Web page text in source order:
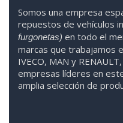
Somos una empresa
repuestos de vehículos
furgonetas) en todo el
marcas que trabajamos
IVECO, MAN y RENAULT,
empresas líderes en
amplia selección de